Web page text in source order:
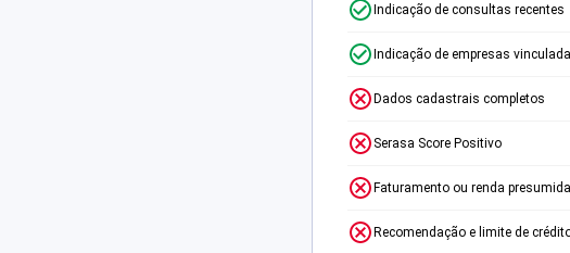
Indicação de consultas recentes
Indicação de empresas
Dados cadastrais completos
Serasa Score Positivo
Faturamento ou renda presumida
Recomendação e limite de